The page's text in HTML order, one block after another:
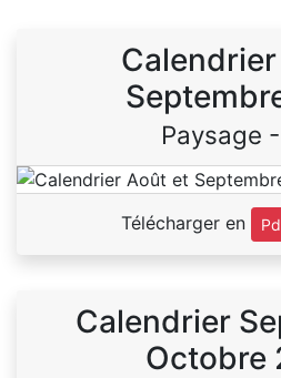
Paysage
Télécharger en
Calendrier
Octobre